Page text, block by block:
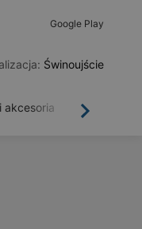
Google Play
Świnoujście
Dalej
akcesoria